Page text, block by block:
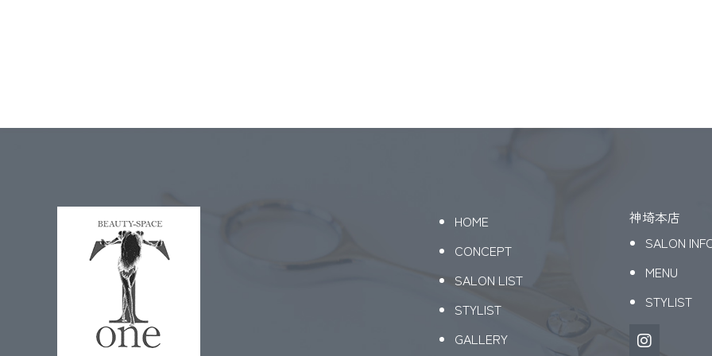
HOME
CONCEPT
SALON LIST
STYLIST
GALLERY
神埼本店
SALON
MENU
STYLIST